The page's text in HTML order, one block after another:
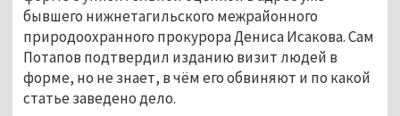
бывшего нижнетагильского межрайонного
природоохранного прокурора Дениса Исакова. Сам
Потапов подтвердил изданию визит людей в
форме, но не знает, в чём его обвиняют и по какой
статье заведено дело.